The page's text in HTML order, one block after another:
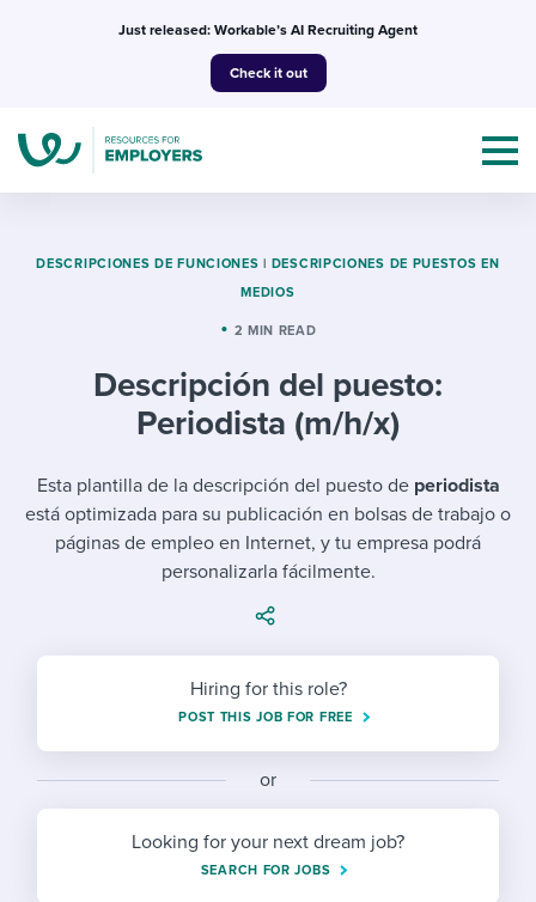
Just released: Workable’s AI Recruiting Agent
Check it out
Topics
Mobilizing AI in my work
Evaluating candidates
Working together with others
Maintaining hiring pipelines
Developing & retaining people
Ensuring compliance
Finding and attracting people
Establishing an employer brand
Templates & Guides
I WANT...
Job description templates
Policy templates
Onboarding checklists
Step-by-step tutorials
Free ebooks & reports
HR terms
I’m a jobseeker
I WANT TO LEARN ABOUT...
Pay & benefits
Career development
Modern working life
Overall career resources
Attend webinars & events
Workable customer stories
Explore Workable
Request a demo
Start a free trial
DESCRIPCIONES DE FUNCIONES | DESCRIPCIONES DE PUESTOS EN
MEDIOS
2 MIN READ
Descripción del puesto:
Periodista (m/h/x)
Esta plantilla de la descripción del puesto deperiodista
está optimizada para su publicación en bolsas de trabajo o
páginas de empleo en Internet, y tu empresa podrá
personalizarla fácilmente.
Hiring for this role?
POST THIS JOB FOR FREE
or
Looking for your next dream job?
SEARCH FOR JOBS